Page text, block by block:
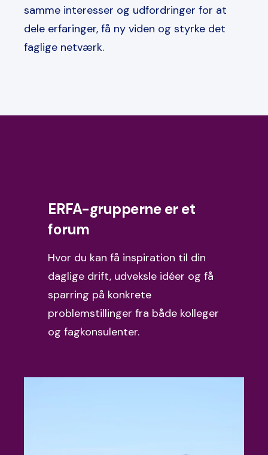
samme interesser og udfordringer for at
dele erfaringer, få ny viden og styrke det
faglige netværk.
ERFA-grupperne er et
forum
Hvor du kan få inspiration til din
daglige drift, udveksle idéer og få
sparring på konkrete
problemstillinger fra både kolleger
og fagkonsulenter.